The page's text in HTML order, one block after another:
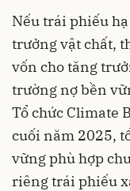
Nếu trái phiếu
trưởng vật chất,
vốn cho tăng
trường nợ bền
Tổ chức Climate
cuối năm 2025,
vững phù hợp
riêng trái phiếu